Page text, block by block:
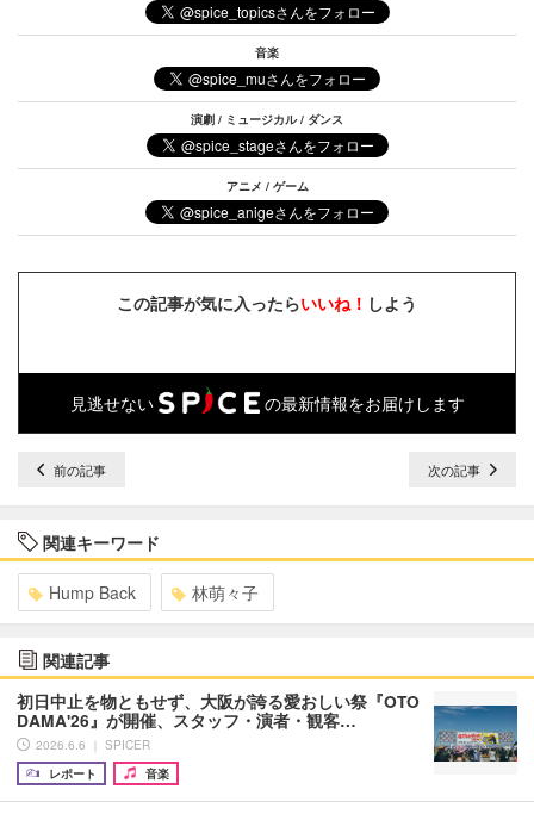
音楽
演劇 / ミュージカル / ダンス
アニメ / ゲーム
この記事が気に入ったらいいね！ しよう
見逃せない の最新情報をお届けします
前の記事 次の記事
関連キーワード
Hump Back 林萌々子
関連記事
初日中止を物ともせず、大阪が誇る愛おしい祭『OTO
DAMA'26』が開催、スタッフ・演者・観客…
2026.6.6 ｜ SPICER
レポート
音楽